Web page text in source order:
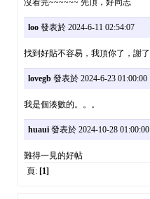
沒看完~~~~~~ 先頂，好同志
loo發表於 2024-6-11 02:54:07
找到好貼不容易，我頂你了，謝了
lovegb發表於 2024-6-23 01:00:00
我是個湊數的。。。
huaui發表於 2024-10-28 01:00:00
難得一見的好帖
頁: [1]